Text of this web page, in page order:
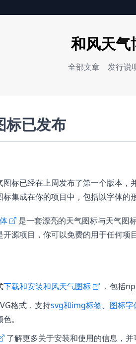
和风天气
全部文章 发行说
标已发布
图标已经在上周发布了第一个版本
集成在你的项目中，包括以字体的
是一套漂亮的天气图标与天气图
源项目，你可以免费的用于任何项
下载和安装和风天气图标
，包括
格式，支持svg和img标签、图标字
。
了解更多关于安装和使用的信息，并